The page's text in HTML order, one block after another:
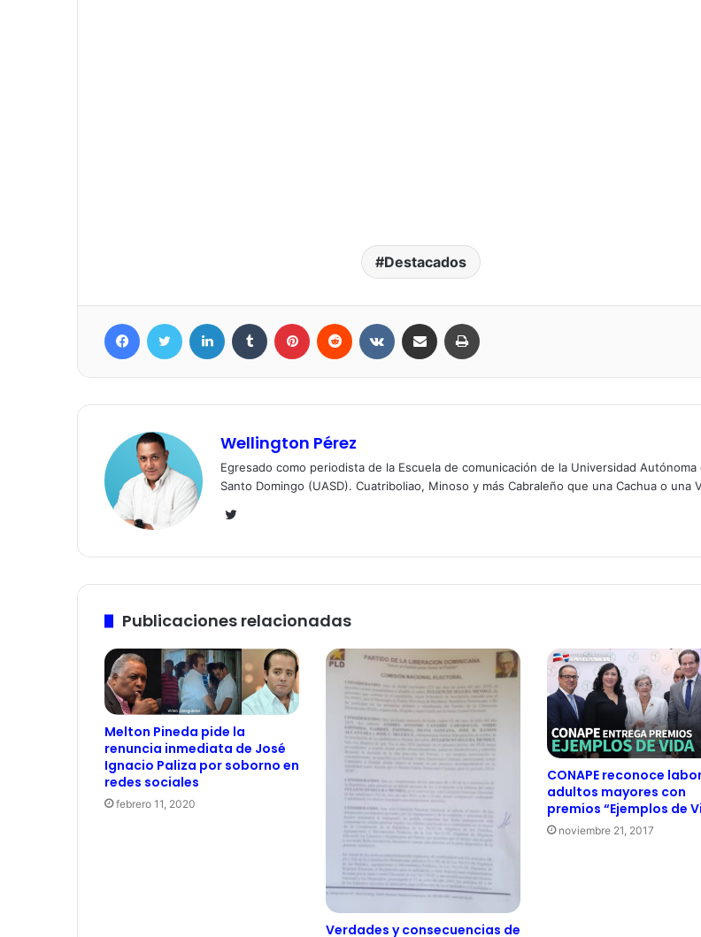
Destacados
FacebookTwitter LinkedIn Tumblr Pinterest Reddit VKontakteCompartir por correo electrónico
Wellington Pérez
Egresado como periodista de la Escuela de comunicación de la Universidad Autónoma
Santo Domingo (UASD). Cuatriboliao, Minoso y más Cabraleño que una Cachua o una
Twitter
Publicaciones relacionadas
Melton Pineda pide la
renuncia inmediata de José
Ignacio Paliza por soborno en
redes sociales
febrero 11, 2020
Verdades y consecuencias de
CONAPE reconoce
adultos mayores con
premios “Ejemplos de
noviembre 21, 2017